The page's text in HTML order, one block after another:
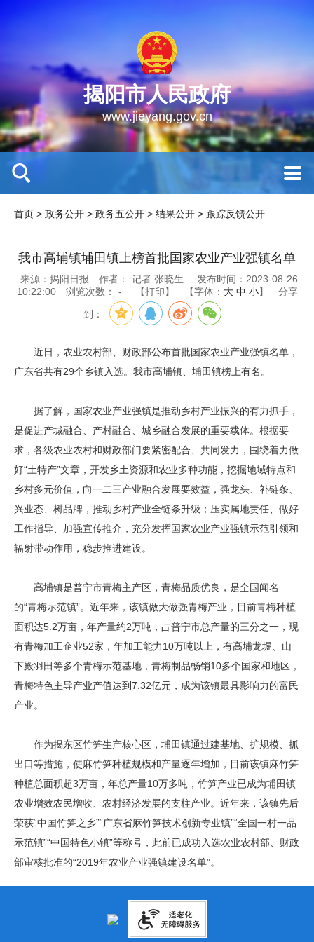
揭阳市人民政府
www.jieyang.gov.cn
首页 > 政务公开 > 政务五公开 > 结果公开 > 跟踪反馈公开
我市高埔镇埔田镇上榜首批国家农业产业强镇名单
来源：揭阳日报 作者： 记者 张晓生
发布时间：2023-08-26
10:22:00
浏览次数： - 【打印】 【字体： 大 中 小】 分享
到：
近日，农业农村部、财政部公布首批国家农业产业强镇名单，
广东省共有29个乡镇入选。我市高埔镇、埔田镇榜上有名。
据了解，国家农业产业强镇是推动乡村产业振兴的有力抓手，
是促进产城融合、产村融合、城乡融合发展的重要载体。根据要
求，各级农业农村和财政部门要紧密配合、共同发力，围绕着力做
好“土特产”文章，开发乡土资源和农业多种功能，挖掘地域特点和
乡村多元价值，向一二三产业融合发展要效益，强龙头、补链条、
兴业态、树品牌，推动乡村产业全链条升级；压实属地责任、做好
工作指导、加强宣传推介，充分发挥国家农业产业强镇示范引领和
辐射带动作用，稳步推进建设。
高埔镇是普宁市青梅主产区，青梅品质优良，是全国闻名
的“青梅示范镇”。近年来，该镇做大做强青梅产业，目前青梅种植
面积达5.2万亩，年产量约2万吨，占普宁市总产量的三分之一，现
有青梅加工企业52家，年加工能力10万吨以上，有高埔龙堀、山
下殿羽田等多个青梅示范基地，青梅制品畅销10多个国家和地区，
青梅特色主导产业产值达到7.32亿元，成为该镇最具影响力的富民
产业。
作为揭东区竹笋生产核心区，埔田镇通过建基地、扩规模、抓
出口等措施，使麻竹笋种植规模和产量逐年增加，目前该镇麻竹笋
种植总面积超3万亩，年总产量10万多吨，竹笋产业已成为埔田镇
农业增效农民增收、农村经济发展的支柱产业。近年来，该镇先后
荣获“中国竹笋之乡”“广东省麻竹笋技术创新专业镇”“全国一村一品
示范镇”“中国特色小镇”等称号，此前已成功入选农业农村部、财政
部审核批准的“2019年农业产业强镇建设名单”。